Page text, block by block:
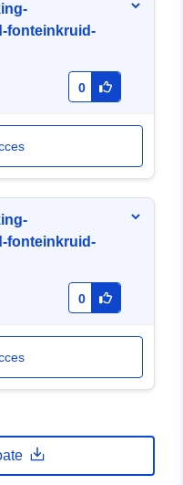
fonteinkruid-
0
fonteinkruid-
0